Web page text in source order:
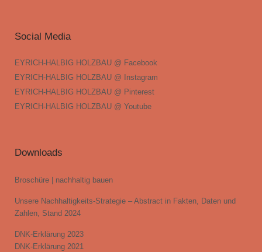
Social Media
EYRICH-HALBIG HOLZBAU @ Facebook
EYRICH-HALBIG HOLZBAU @ Instagram
EYRICH-HALBIG HOLZBAU @ Pinterest
EYRICH-HALBIG HOLZBAU @ Youtube
Downloads
Broschüre | nachhaltig bauen
Unsere Nachhaltigkeits-Strategie – Abstract in Fakten, Daten und
Zahlen, Stand 2024
DNK-Erklärung 2023
DNK-Erklärung 2021